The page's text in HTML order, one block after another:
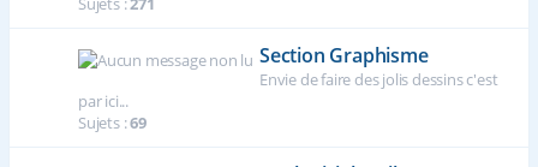
Section Graphisme
Envie de faire des jolis dessins c'est
par ici...
Sujets :69